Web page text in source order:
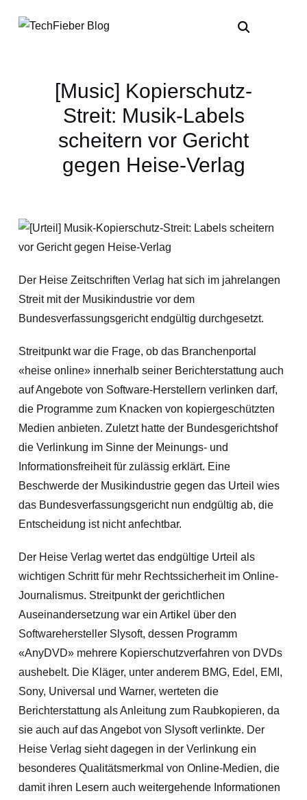
[Music] Kopierschutz-
Streit: Musik-Labels
scheitern vor Gericht
gegen Heise-Verlag
Der Heise Zeitschriften Verlag hat sich im jahrelangen
Streit mit der Musikindustrie vor dem
Bundesverfassungsgericht endgültig durchgesetzt.
Streitpunkt war die Frage, ob das Branchenportal
«heise online» innerhalb seiner Berichterstattung auch
auf Angebote von Software-Herstellern verlinken darf,
die Programme zum Knacken von kopiergeschützten
Medien anbieten. Zuletzt hatte der Bundesgerichtshof
die Verlinkung im Sinne der Meinungs- und
Informationsfreiheit für zulässig erklärt. Eine
Beschwerde der Musikindustrie gegen das Urteil wies
das Bundesverfassungsgericht nun endgültig ab, die
Entscheidung ist nicht anfechtbar.
Der Heise Verlag wertet das endgültige Urteil als
wichtigen Schritt für mehr Rechtssicherheit im Online-
Journalismus. Streitpunkt der gerichtlichen
Auseinandersetzung war ein Artikel über den
Softwarehersteller Slysoft, dessen Programm
«AnyDVD» mehrere Kopierschutzverfahren von DVDs
aushebelt. Die Kläger, unter anderem BMG, Edel, EMI,
Sony, Universal und Warner, werteten die
Berichterstattung als Anleitung zum Raubkopieren, da
sie auch auf das Angebot von Slysoft verlinkte. Der
Heise Verlag sieht dagegen in der Verlinkung ein
besonderes Qualitätsmerkmal von Online-Medien, die
damit ihren Lesern auch weitergehende Informationen